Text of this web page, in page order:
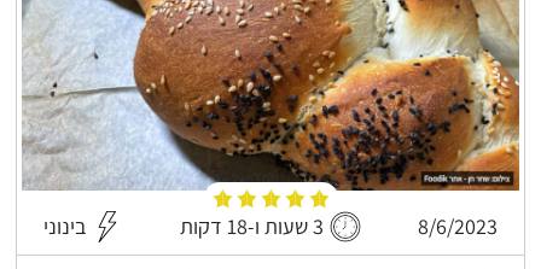
8/6/2023 3 שעות ו-18 דקות בינוני